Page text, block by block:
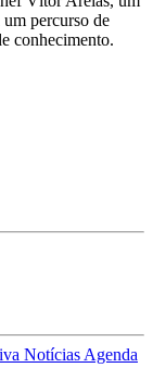
percurso de
conhecimento.
Notícias Agenda